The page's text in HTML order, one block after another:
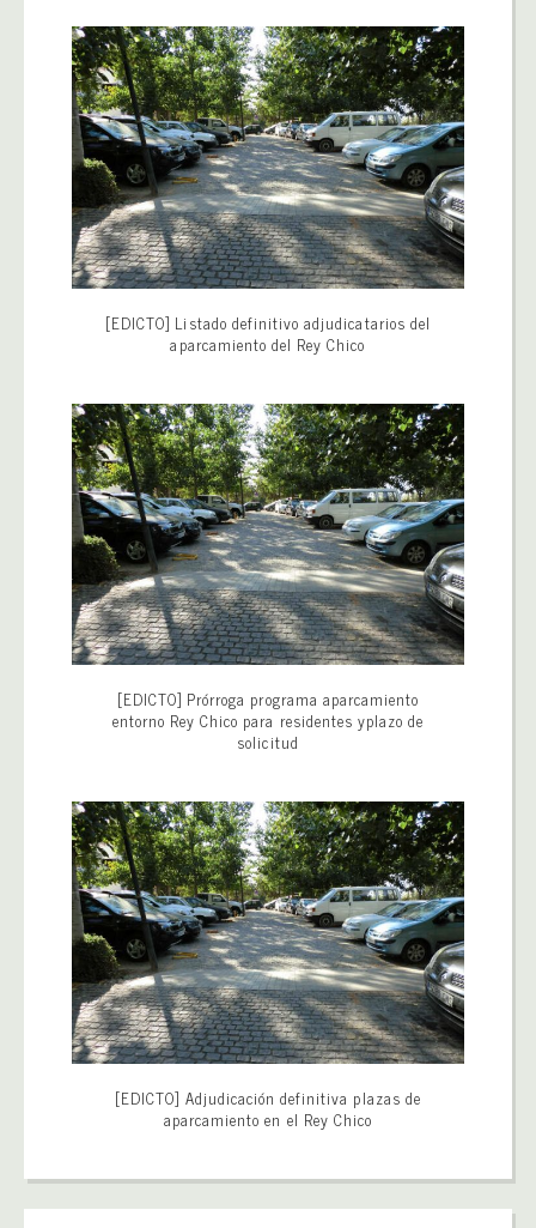
[EDICTO] Listado definitivo adjudicatarios del
aparcamiento del Rey Chico
[EDICTO] Prórroga programa aparcamiento
entorno Rey Chico para residentes yplazo de
solicitud
[EDICTO] Adjudicación definitiva plazas de
aparcamiento en el Rey Chico